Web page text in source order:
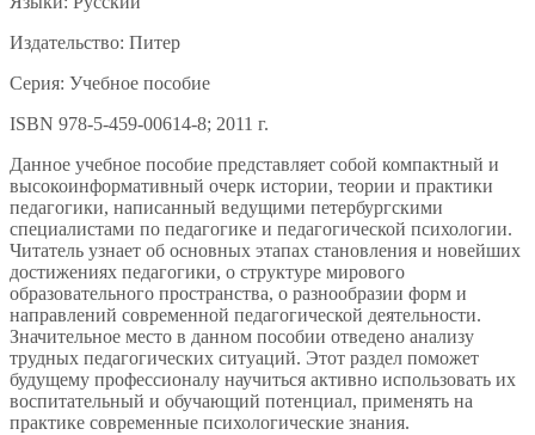
Издательство: Питер
Серия: Учебное пособие
ISBN 978-5-459-00614-8; 2011 г.
Данное учебное пособие представляет собой компактный и
высокоинформативный очерк истории, теории и практики
педагогики, написанный ведущими петербургскими
специалистами по педагогике и педагогической психологии.
Читатель узнает об основных этапах становления и новейших
достижениях педагогики, о структуре мирового
образовательного пространства, о разнообразии форм и
направлений современной педагогической деятельности.
Значительное место в данном пособии отведено анализу
трудных педагогических ситуаций. Этот раздел поможет
будущему профессионалу научиться активно использовать их
воспитательный и обучающий потенциал, применять на
практике современные психологические знания.